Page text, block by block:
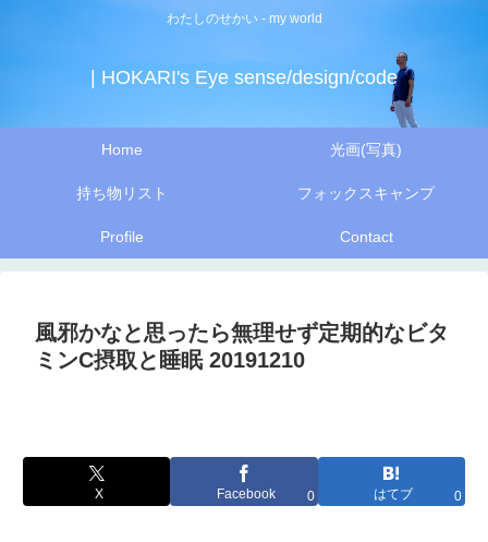
わたしのせかい - my world
| HOKARI's Eye sense/design/code
Home 光画(写真)
持ち物リスト フォックスキャンプ
Profile Contact
風邪かなと思ったら無理せず定期的なビタ
ミンC摂取と睡眠 20191210
X Facebook 0 はてブ 0